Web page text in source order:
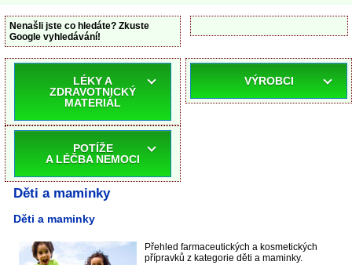
Nenašli jste co hledáte? Zkuste
Google vyhledávání!
LÉKY A
ZDRAVOTNICKÝ
MATERIÁL
POTÍŽE
A LÉČBA NEMOCI
VÝROBCI
Děti a maminky
Děti a maminky
Přehled farmaceutických a kosmetických
přípravků z kategorie děti a maminky.